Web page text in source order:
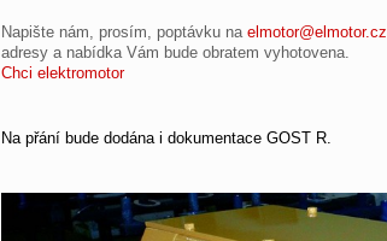
Napište nám, prosím, poptávku na elmotor@elmotor.cz
adresy a nabídka Vám bude obratem vyhotovena.
Chci elektromotor
Na přání bude dodána i dokumentace GOST R.